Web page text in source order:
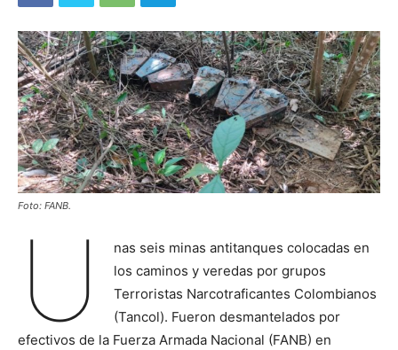
Foto: FANB.
U
nas seis minas antitanques colocadas en
los caminos y veredas por grupos
Terroristas Narcotraficantes Colombianos
(Tancol). Fueron desmantelados por
efectivos de la Fuerza Armada Nacional (FANB) en